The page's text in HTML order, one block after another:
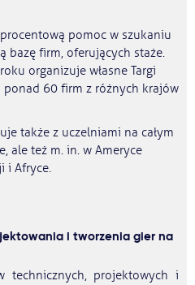
pomoc w szukaniu
bazę firm, oferujących staże.
organizuje własne Targi
ponad 60 firm z różnych krajów
także z uczelniami na całym
ale też m. in. w Ameryce
i Afryce.
i tworzenia gier na
technicznych, projektowych i